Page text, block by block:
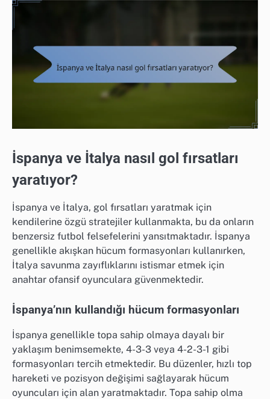
İspanya ve İtalya nasıl gol fırsatları
yaratıyor?
İspanya ve İtalya, gol fırsatları yaratmak için
kendilerine özgü stratejiler kullanmakta, bu da onların
benzersiz futbol felsefelerini yansıtmaktadır. İspanya
genellikle akışkan hücum formasyonları kullanırken,
İtalya savunma zayıflıklarını istismar etmek için
anahtar ofansif oyunculara güvenmektedir.
İspanya’nın kullandığı hücum formasyonları
İspanya genellikle topa sahip olmaya dayalı bir
yaklaşım benimsemekte, 4-3-3 veya 4-2-3-1 gibi
formasyonları tercih etmektedir. Bu düzenler, hızlı top
hareketi ve pozisyon değişimi sağlayarak hücum
oyuncuları için alan yaratmaktadır. Topa sahip olma